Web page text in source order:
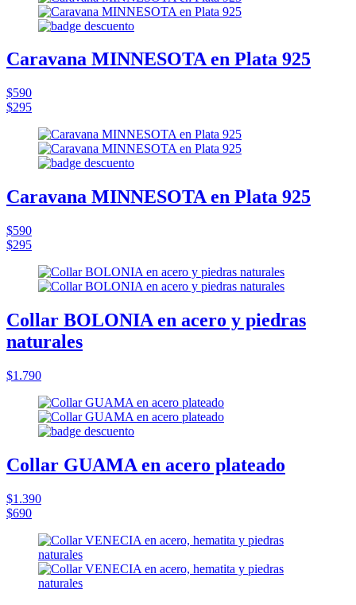
Caravana MINNESOTA en Plata 925
$590
$295
Caravana MINNESOTA en Plata 925
$590
$295
Collar BOLONIA en acero y piedras
naturales
$1.790
Collar GUAMA en acero plateado
$1.390
$690